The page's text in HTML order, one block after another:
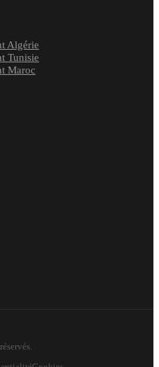
Algérie
Tunisie
Maroc